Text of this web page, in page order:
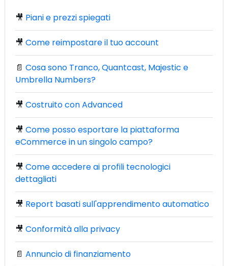
🎥 Piani e prezzi spiegati
🎥 Come reimpostare il tuo account
📄 Cosa sono Tranco, Quantcast, Majestic e
Umbrella Numbers?
🎥 Costruito con Advanced
🎥 Come posso esportare la piattaforma
eCommerce in un singolo campo?
🎥 Come accedere ai profili tecnologici
dettagliati
🎥 Report basati sull'apprendimento automatico
🎥 Conformità alla privacy
📄 Annuncio di finanziamento